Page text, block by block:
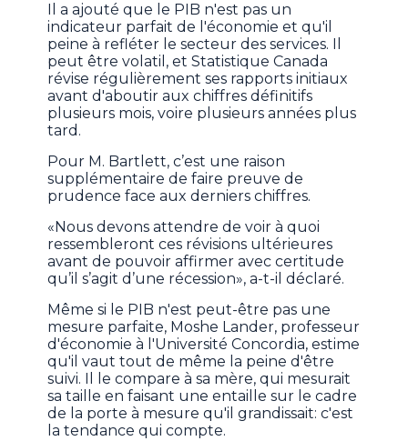
Il a ajouté que le PIB n'est pas un
indicateur parfait de l'économie et qu'il
peine à refléter le secteur des services. Il
peut être volatil, et Statistique Canada
révise régulièrement ses rapports initiaux
avant d'aboutir aux chiffres définitifs
plusieurs mois, voire plusieurs années plus
tard.
Pour M. Bartlett, c’est une raison
supplémentaire de faire preuve de
prudence face aux derniers chiffres.
«Nous devons attendre de voir à quoi
ressembleront ces révisions ultérieures
avant de pouvoir affirmer avec certitude
qu’il s’agit d’une récession», a-t-il déclaré.
Même si le PIB n'est peut-être pas une
mesure parfaite, Moshe Lander, professeur
d'économie à l'Université Concordia, estime
qu'il vaut tout de même la peine d'être
suivi. Il le compare à sa mère, qui mesurait
sa taille en faisant une entaille sur le cadre
de la porte à mesure qu'il grandissait: c'est
la tendance qui compte.